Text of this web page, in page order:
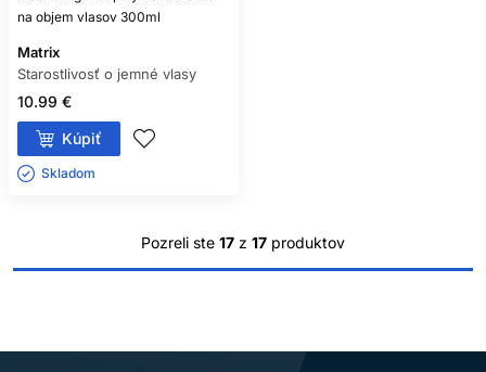
na objem vlasov 300ml
Matrix
Starostlivosť o jemné vlasy
10.99 €
Kúpiť
Skladom ㅤ
Pozreli ste 17 z 17 produktov